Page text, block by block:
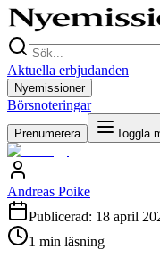
Aktuella erbjudanden
Nyemissioner
Börsnoteringar
Prenumerera Toggla
Andreas Poike
Publicerad: 18 april
1 min läsning